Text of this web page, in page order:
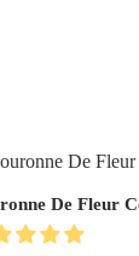
De Fleur